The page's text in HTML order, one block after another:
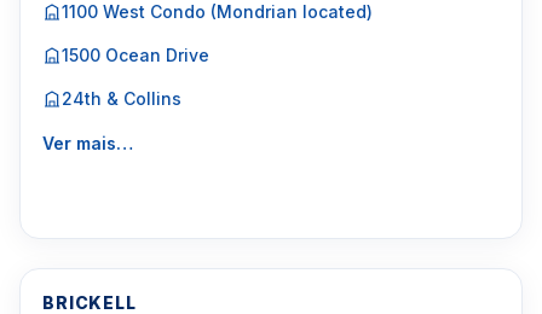
1100 West Condo (Mondrian located)
1500 Ocean Drive
24th & Collins
Ver mais…
BRICKELL